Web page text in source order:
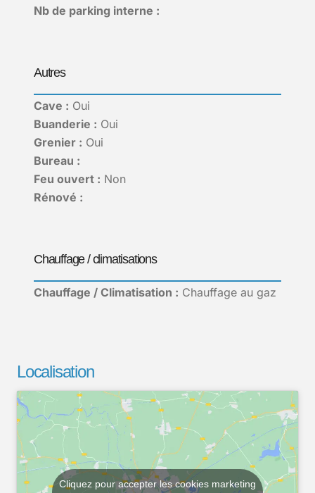
Nb de parking interne :
Autres
Cave : Oui
Buanderie : Oui
Grenier : Oui
Bureau :
Feu ouvert : Non
Rénové :
Chauffage / climatisations
Chauffage / Climatisation : Chauffage au gaz
Localisation
Cliquez pour accepter les cookies marketing